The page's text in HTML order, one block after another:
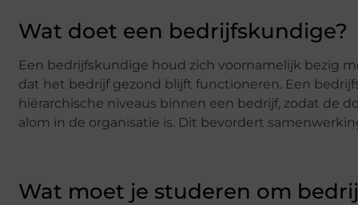
Wat doet een bedrijfskundige?
Een bedrijfskundige houd zich voornamelijk bezig
dat het bedrijf gezond blijft functioneren. Een
hiërarchische niveaus binnen een bedrijf, zodat de
alom in de organisatie is. Dit bevordert
Wat moet je studeren om